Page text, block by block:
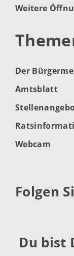
Weitere
Der
Amtsblatt
Webcam
Folgen
Du bist